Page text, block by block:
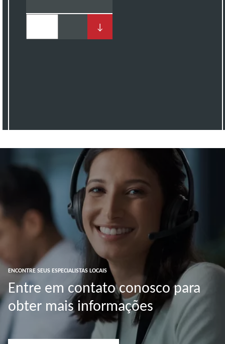
↓
ENCONTRE SEUS ESPECIALISTAS LOCAIS
Entre em contato conosco para
obter mais informações